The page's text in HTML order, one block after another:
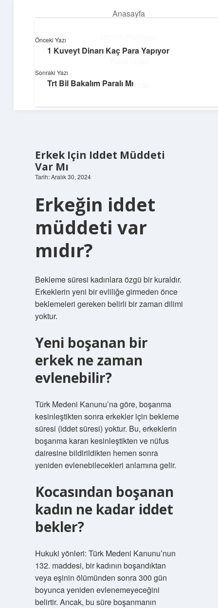
Anasayfa
Hakkımızda
Dijital Dünya Günlüğü
Erkek Için Iddet Müddeti
Var Mı
Tarih: Aralık 30, 2024
Erkeğin iddet
müddeti var
mıdır?
Bekleme süresi kadınlara özgü bir kuraldır.
Erkeklerin yeni bir evliliğe girmeden önce
beklemeleri gereken belirli bir zaman dilimi
yoktur.
Yeni boşanan bir
erkek ne zaman
evlenebilir?
Türk Medeni Kanunu’na göre, boşanma
kesinleştikten sonra erkekler için bekleme
süresi (iddet süresi) yoktur. Bu, erkeklerin
boşanma kararı kesinleştikten ve nüfus
dairesine bildirildikten hemen sonra
yeniden evlenebilecekleri anlamına gelir.
Kocasından boşanan
kadın ne kadar iddet
bekler?
Hukuki yönleri: Türk Medeni Kanunu’nun
132. maddesi, bir kadının boşandıktan
veya eşinin ölümünden sonra 300 gün
boyunca yeniden evlenemeyeceğini
belirtir. Ancak, bu süre boşanmanın
Önceki Yazı
1 Kuveyt Dinarı Kaç Para Yapıyor
Sonraki Yazı
Trt Bil Bakalım Paralı Mı